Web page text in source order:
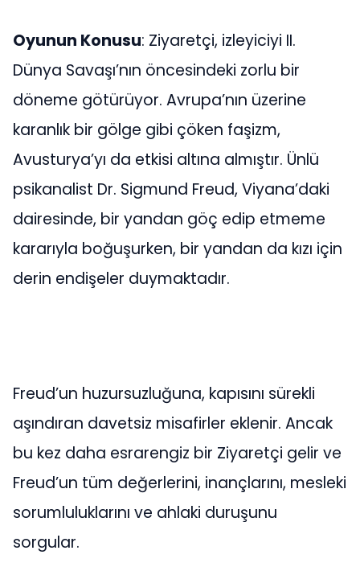
Oyunun Konusu: Ziyaretçi, izleyiciyi II.
Dünya Savaşı’nın öncesindeki zorlu bir
döneme götürüyor. Avrupa’nın üzerine
karanlık bir gölge gibi çöken faşizm,
Avusturya’yı da etkisi altına almıştır. Ünlü
psikanalist Dr. Sigmund Freud, Viyana’daki
dairesinde, bir yandan göç edip etmeme
kararıyla boğuşurken, bir yandan da kızı için
derin endişeler duymaktadır.
Freud’un huzursuzluğuna, kapısını sürekli
aşındıran davetsiz misafirler eklenir. Ancak
bu kez daha esrarengiz bir Ziyaretçi gelir ve
Freud’un tüm değerlerini, inançlarını, mesleki
sorumluluklarını ve ahlaki duruşunu
sorgular.